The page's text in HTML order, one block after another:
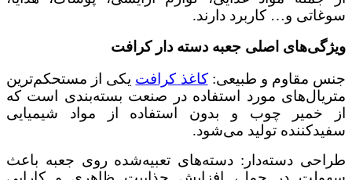
سوغاتی و… کاربرد دارند.
ویژگی‌های اصلی جعبه دسته دار کرافت
جنس مقاوم و طبیعی:کاغذ کرافت یکی از مستحکم‌ترین
متریال‌های مورد استفاده در صنعت بسته‌بندی است که
از خمیر چوب و بدون استفاده از مواد شیمیایی
سفیدکننده تولید می‌شود.
طراحی دسته‌دار: دسته‌های تعبیه‌شده روی جعبه باعث